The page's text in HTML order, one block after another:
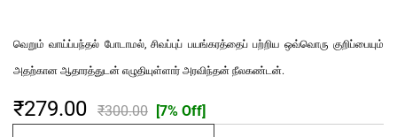
வெறும் வாய்ப்பந்தல் போடாமல், சிவப்புப் பயங்கரத்தைப் பற்றிய ஒவ்வொரு குறிப்பையும்
அதற்கான ஆதாரத்துடன் எழுதியுள்ளார் அரவிந்தன் நீலகண்டன்.
₹279.00 ₹300.00 [7% Off]